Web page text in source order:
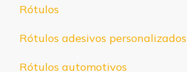
Rótulos
Rótulos adesivos personalizados
Rótulos automotivos